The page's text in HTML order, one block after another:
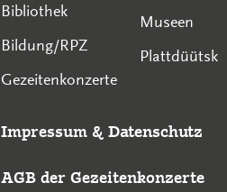
Bibliothek
Bildung/RPZ
Gezeitenkonzerte
Museen
Plattdüütsk
Impressum & Datenschutz
AGB der Gezeitenkonzerte